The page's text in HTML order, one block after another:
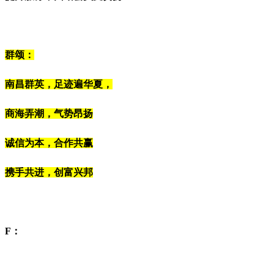
群颂：
南昌群英， 足迹遍华夏，
商海弄潮，气势昂扬
诚信为本，合作共赢
携手共进，创富兴邦
F：